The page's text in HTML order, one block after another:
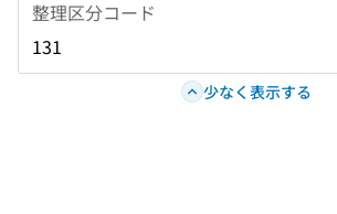
整理区分コード
131
少なく表示する